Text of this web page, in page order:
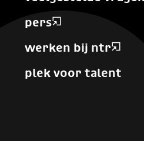
pers
werken bij ntr
plek voor talent